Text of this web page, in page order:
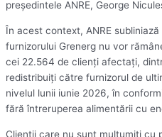
preşedintele ANRE, George
În acest context, ANRE
furnizorului Grenerg nu vor
cei 22.564 de clienţi afectaţi,
redistribuiţi către furnizorul de
nivelul lunii iunie 2026, în
fără întreruperea alimentării cu
Clienţii care nu sunt mulţumiţi cu